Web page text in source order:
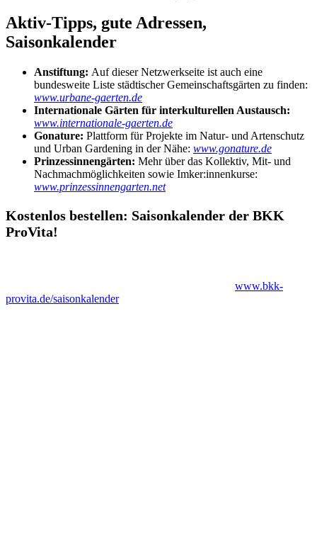
Aktiv-Tipps, gute Adressen,
Saisonkalender
Anstiftung: Auf dieser Netzwerkseite ist auch eine
bundesweite Liste städtischer Gemeinschaftsgärten zu finden:
www.urbane-gaerten.de
Internationale Gärten für interkulturellen Austausch:
www.internationale-gaerten.de
Gonature: Plattform für Projekte im Natur- und Artenschutz
und Urban Gardening in der Nähe: www.gonature.de
Prinzessinnengärten: Mehr über das Kollektiv, Mit- und
Nachmachmöglichkeiten sowie Imker:innenkurse:
www.prinzessinnengarten.net
Kostenlos bestellen: Saisonkalender der BKK
ProVita!
www.bkk-
provita.de/saisonkalender